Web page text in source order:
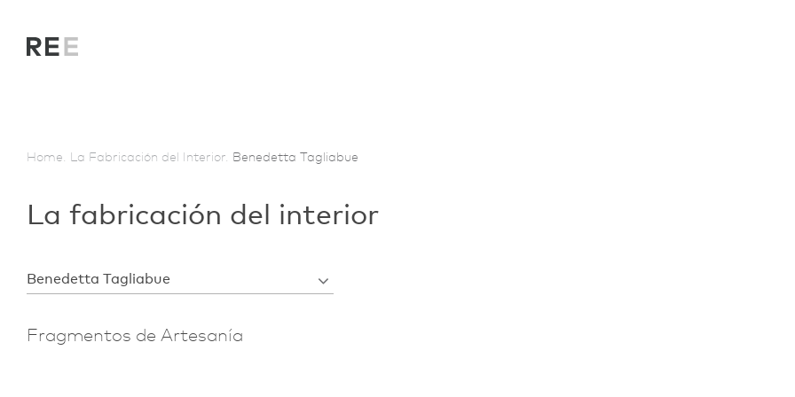
Home. La Fabricación del Interior. Benedetta Tagliabue
La fabricación del interior
Benedetta Tagliabue
Fragmentos de Artesanía